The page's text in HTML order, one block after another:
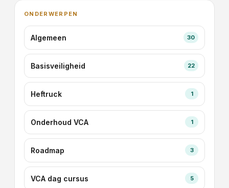
ONDERWERPEN
Algemeen 30
Basisveiligheid 22
Heftruck 1
Onderhoud VCA 1
Roadmap 3
VCA dag cursus 5